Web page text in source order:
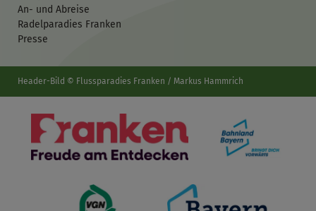
An- und Abreise
Radelparadies Franken
Presse
Header-Bild © Flussparadies Franken / Markus Hammrich